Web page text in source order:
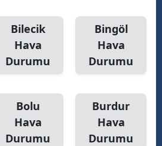
Bilecik
Hava
Durumu
Bingöl
Hava
Durumu
Bolu
Hava
Durumu
Burdur
Hava
Durumu